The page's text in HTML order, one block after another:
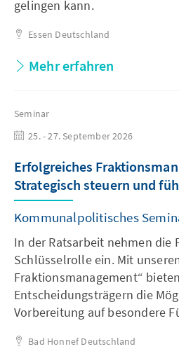
gelingen kann.
Essen Deutschland
Mehr erfahren
Seminar
25. - 27. September 2026
Erfolgreiches
Strategisch steuern und
Kommunalpolitisches
In der Ratsarbeit nehmen die
Schlüsselrolle ein. Mit
Fraktionsmanagement“
Entscheidungsträgern die
Vorbereitung auf besondere
Bad Honnef Deutschland